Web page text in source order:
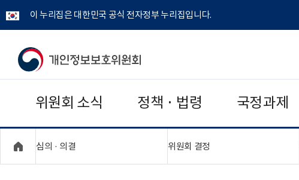
이 누리집은 대한민국 공식 전자정부 누리집입니다.
개
보
보
위원회 소식 정책 · 법령 국정과제
심의 · 의결 위원회 결정